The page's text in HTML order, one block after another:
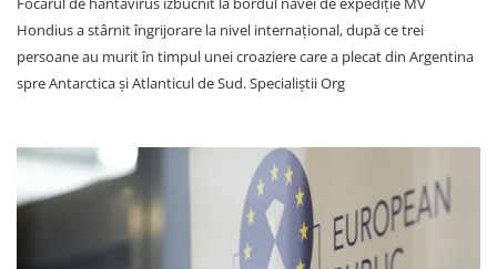
Hondius a stârnit îngrijorare la nivel internațional, după ce trei
persoane au murit în timpul unei croaziere care a plecat din Argentina
spre Antarctica și Atlanticul de Sud. Specialiștii Org